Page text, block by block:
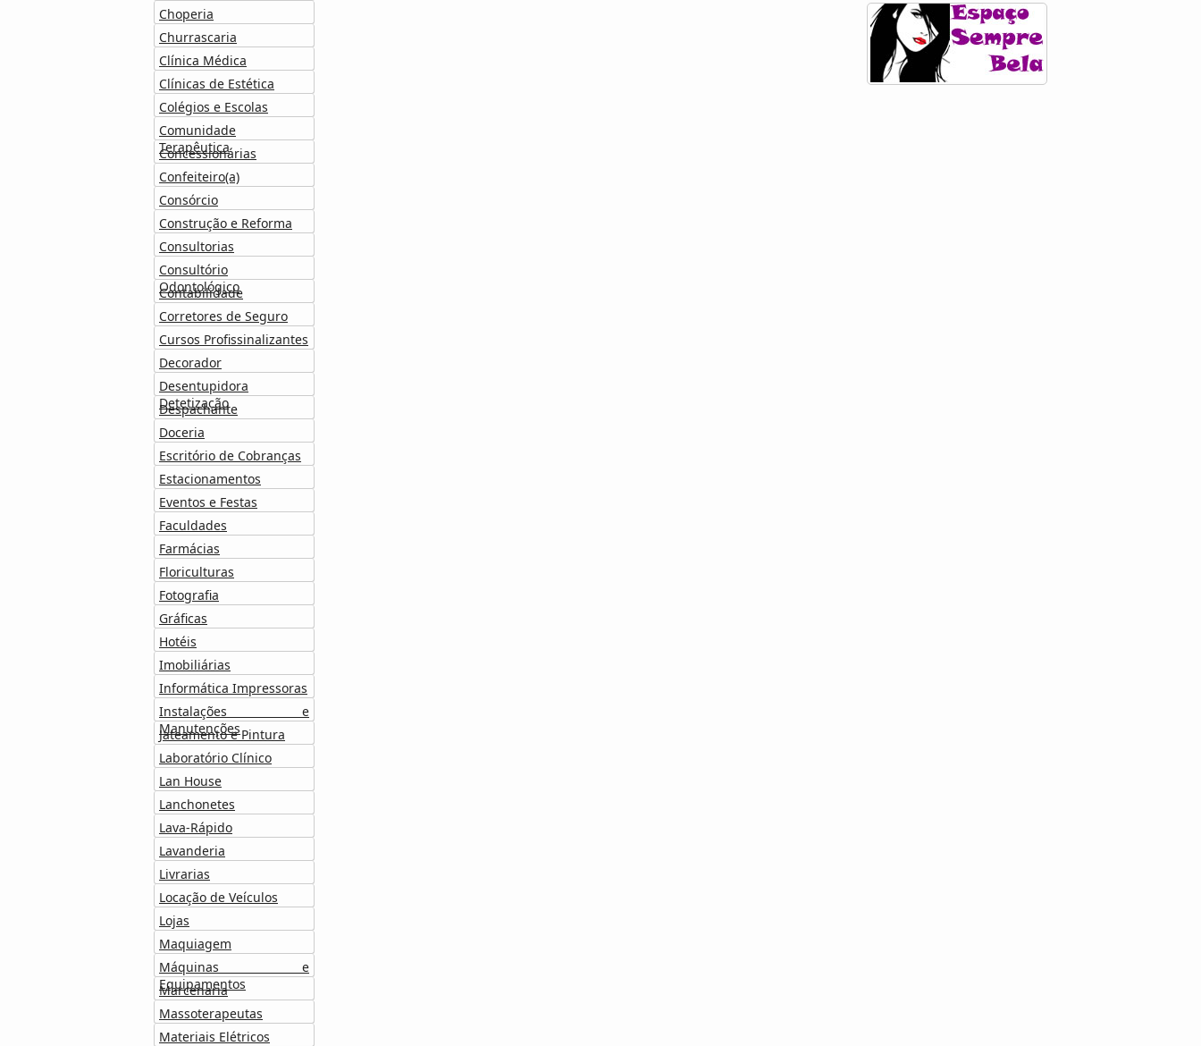
Choperia
Churrascaria
Clínica Médica
Clínicas de Estética
Colégios e Escolas
Comunidade
Terapêutica
Concessionárias
Confeiteiro(a)
Consórcio
Construção e Reforma
Consultorias
Consultório
Odontológico
Contabilidade
Corretores de Seguro
Cursos Profissinalizantes
Decorador
Desentupidora
Detetização
Despachante
Doceria
Escritório de Cobranças
Estacionamentos
Eventos e Festas
Faculdades
Farmácias
Floriculturas
Fotografia
Gráficas
Hotéis
Imobiliárias
Informática Impressoras
Instalações e
Manutenções
Jateamento e Pintura
Laboratório Clínico
Lan House
Lanchonetes
Lava-Rápido
Lavanderia
Livrarias
Locação de Veículos
Lojas
Maquiagem
Máquinas e
Equipamentos
Marcenaria
Massoterapeutas
Materiais Elétricos